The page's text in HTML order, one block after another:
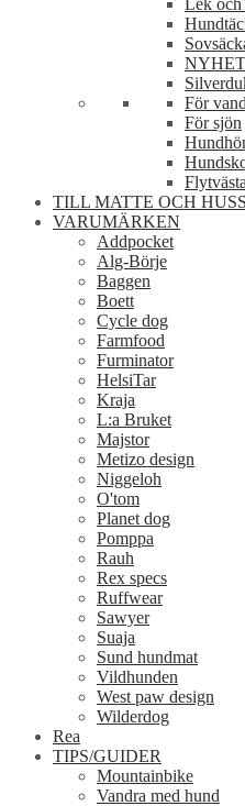
Lek och
För
För sjön
TILL MATTE OCH
VARUMÄRKEN
Addpocket
Alg-Börje
Baggen
Boett
Cycle dog
Farmfood
Furminator
HelsiTar
Kraja
L:a Bruket
Majstor
Metizo design
Niggeloh
O'tom
Planet dog
Pomppa
Rauh
Rex specs
Ruffwear
Sawyer
Suaja
Sund hundmat
Vildhunden
West paw design
Wilderdog
Rea
TIPS/GUIDER
Mountainbike
Vandra med hund